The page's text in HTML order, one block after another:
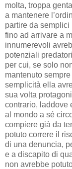
molta, troppa
a mantenere
partire da
fino ad arrivare a
innumerevoli
potenziali
per cui, se solo
mantenuto
semplicità ella
sua volta
contrario, laddove
al mondo a sé
compiere già da
potuto correre il
di una denuncia,
e a discapito di
non avrebbe